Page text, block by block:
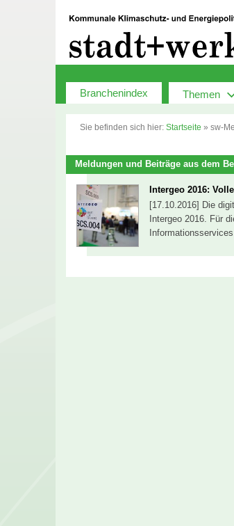
Branchenindex Themen
Sie befinden sich hier: Startseite » sw-
Meldungen und Beiträge aus dem
Intergeo 2016:
[17.10.2016] Die
Intergeo 2016. Für